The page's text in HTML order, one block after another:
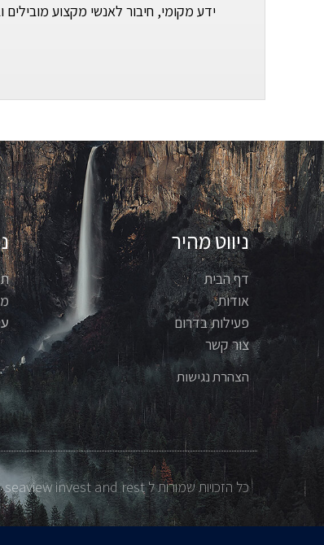
ידע מקומי, חיבור לאנשי מקצוע
ניווט מהיר
דף הבית
אודות
פעילות בדרום
צור קשר
הצהרת נגישות
כל הזכויות שמורות ל seaview invest and rest